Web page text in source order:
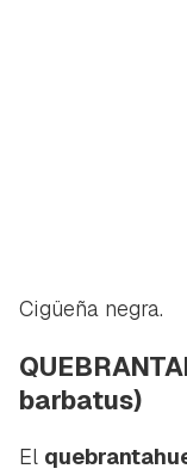
Cigüeña negra.
barbatus)
El